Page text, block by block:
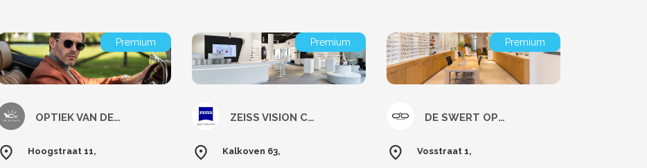
Premium
OPTIEK VAN DEN HOUTE
Hoogstraat 11,
Premium
ZEISS VISION CENTER - Annys Asse
Kalkoven 63,
Premium
DE SWERT OPTICIENS
Vosstraat 1,